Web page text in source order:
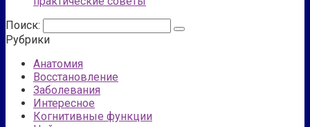
Поиск:
Рубрики
Анатомия
Восстановление
Заболевания
Интересное
Когнитивные функции